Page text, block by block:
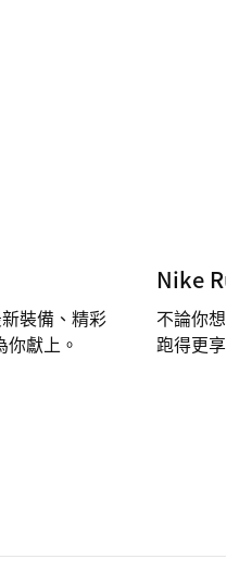
裝備、精彩
獻上。
Nike
不論你想開
跑得更享受